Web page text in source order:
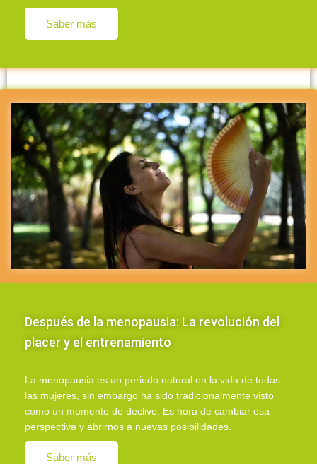
Saber más
Después de la menopausia: La revolución del
placer y el entrenamiento
La menopausia es un periodo natural en la vida de todas
las mujeres, sin embargo ha sido tradicionalmente visto
como un momento de declive. Es hora de cambiar esa
perspectiva y abrirnos a nuevas posibilidades.
Saber más